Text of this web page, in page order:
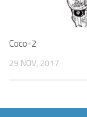
Coco-2
29 NOV, 2017